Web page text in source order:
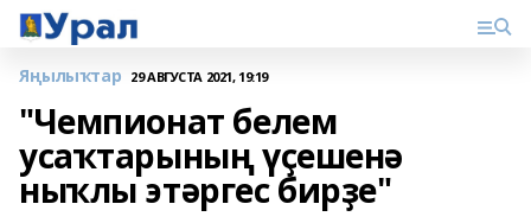
Яңылыҡтар 29 АВГУСТА 2021, 19:19
"Чемпионат белем
усаҡтарының үҫешенә
ныҡлы этәргес бирҙе"